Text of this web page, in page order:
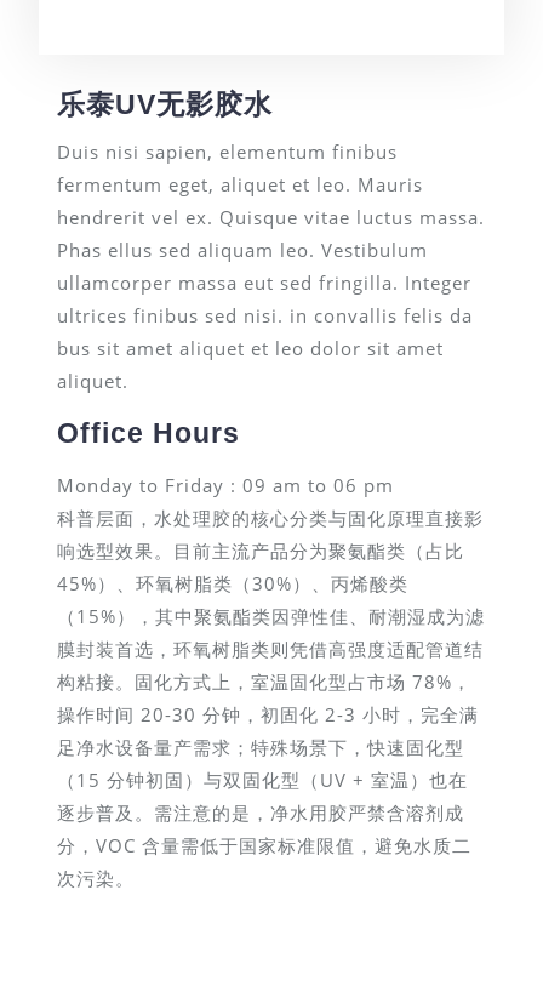
乐泰UV无影胶水
Duis nisi sapien, elementum finibus
fermentum eget, aliquet et leo. Mauris
hendrerit vel ex. Quisque vitae luctus massa.
Phas ellus sed aliquam leo. Vestibulum
ullamcorper massa eut sed fringilla. Integer
ultrices finibus sed nisi. in convallis felis da
bus sit amet aliquet et leo dolor sit amet
aliquet.
Office Hours
Monday to Friday : 09 am to 06 pm
科普层面，水处理胶的核心分类与固化原理直接影
响选型效果。目前主流产品分为聚氨酯类（占比
45%）、环氧树脂类（30%）、丙烯酸类
（15%），其中聚氨酯类因弹性佳、耐潮湿成为滤
膜封装首选，环氧树脂类则凭借高强度适配管道结
构粘接。固化方式上，室温固化型占市场 78%，
操作时间 20-30 分钟，初固化 2-3 小时，完全满
足净水设备量产需求；特殊场景下，快速固化型
（15 分钟初固）与双固化型（UV + 室温）也在
逐步普及。需注意的是，净水用胶严禁含溶剂成
分，VOC 含量需低于国家标准限值，避免水质二
次污染。